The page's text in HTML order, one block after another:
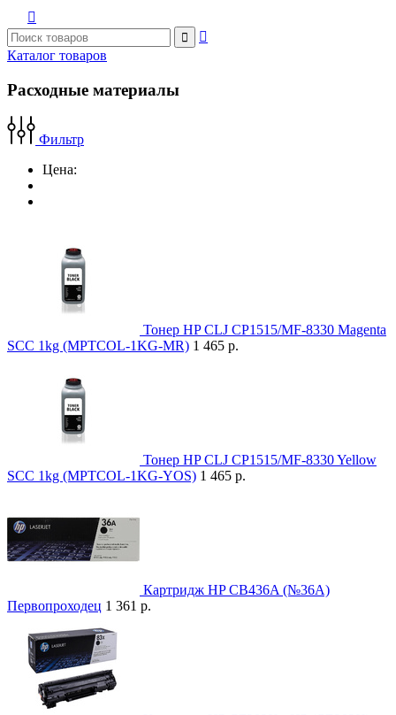



Каталог товаров
Расходные материалы
Фильтр
Цена:
Тонер HP CLJ CP1515/MF-8330 Magenta
SCC 1kg (MPTCOL-1KG-MR) 1 465 р.
Тонер HP CLJ CP1515/MF-8330 Yellow
SCC 1kg (MPTCOL-1KG-YOS) 1 465 р.
Картридж HP CB436A (№36A)
Первопроходец 1 361 р.